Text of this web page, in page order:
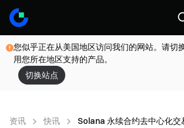
您似乎正在从美国地区访问我们的网站。请切
用您所在地区支持的产品。
切换站点
资讯 快讯 Solana 永续合约去中心化